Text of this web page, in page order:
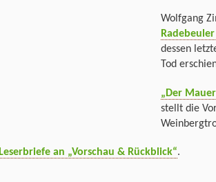
Wolfgang
dessen
Tod
„Der
stellt die
Leserbriefe an „Vorschau & Rückblick“.